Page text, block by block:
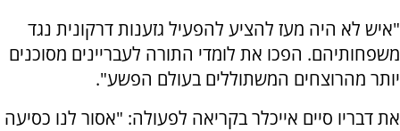
"איש לא היה מעז להציע להפעיל גזענות דרקונית נגד
משפחותיהם. הפכו את לומדי התורה לעבריינים מסוכנים
יותר מהרוצחים המשתוללים בעולם הפשע".
את דבריו סיים אייכלר בקריאה לפעולה: "אסור לנו כסיעה